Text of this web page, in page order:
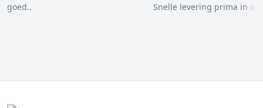
goed.. Snelle levering prima in